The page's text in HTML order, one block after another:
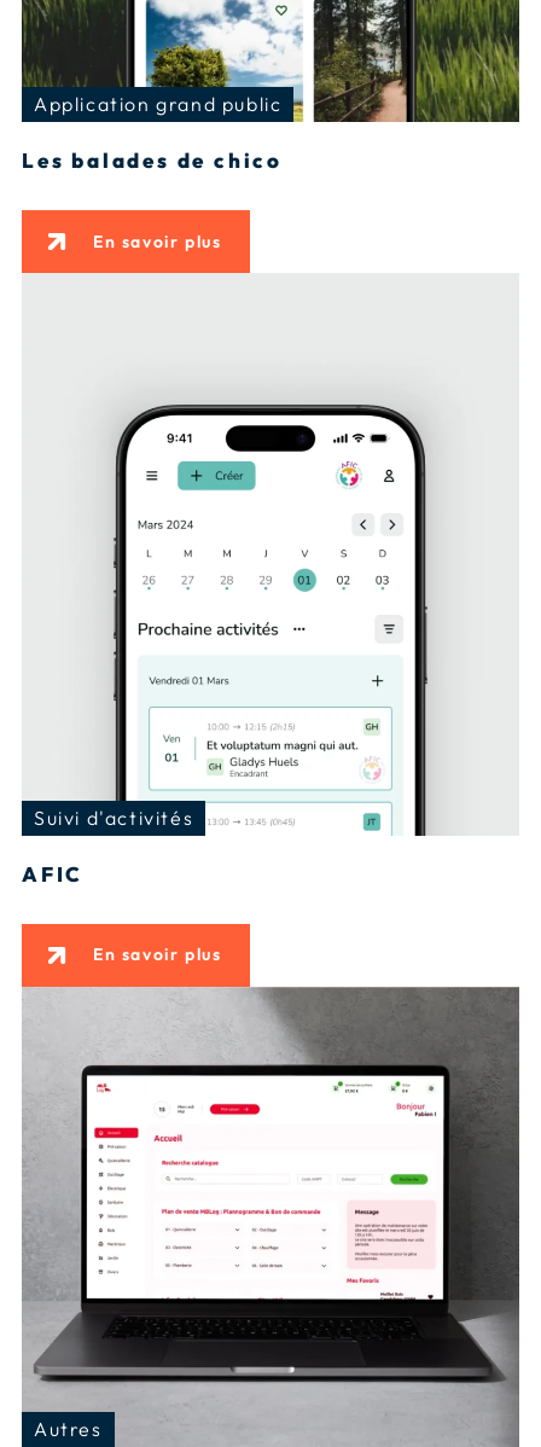
Application grand public
Les balades de chico
En savoir plus
Suivi d'activités
AFIC
En savoir plus
Autres